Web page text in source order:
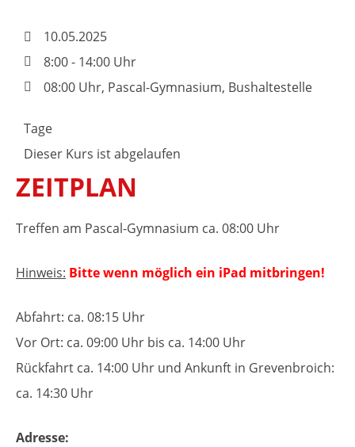
10.05.2025
8:00 - 14:00 Uhr
08:00 Uhr, Pascal-Gymnasium, Bushaltestelle
Tage
Dieser Kurs ist abgelaufen
ZEITPLAN
Treffen am Pascal-Gymnasium ca. 08:00 Uhr
Hinweis: Bitte wenn möglich ein iPad mitbringen!
Abfahrt: ca. 08:15 Uhr
Vor Ort: ca. 09:00 Uhr bis ca. 14:00 Uhr
Rückfahrt ca. 14:00 Uhr und Ankunft in Grevenbroich:
ca. 14:30 Uhr
Adresse: